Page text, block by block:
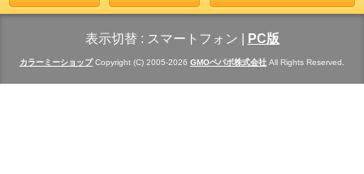
表示切替 : スマートフォン PC版
カラーミーショップCopyright (C) 2005-2026 GMOペパボ株式会社 All Rights Reserved.